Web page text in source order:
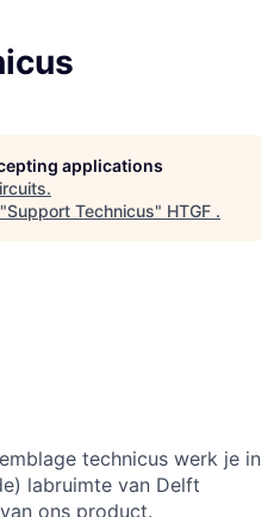
applications
.
Support Technicus" HTGF .
technicus werk je in
labruimte van Delft
ons product.